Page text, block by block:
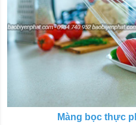
Màng bọc thực